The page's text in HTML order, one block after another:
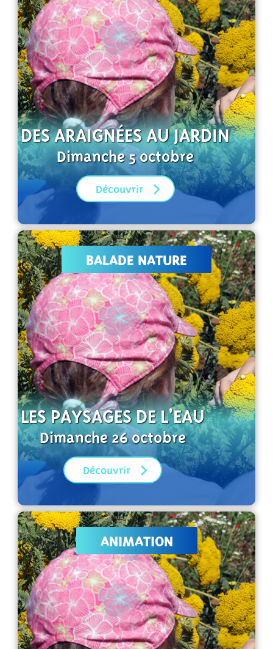
DES ARAIGNÉES AU JARDIN
Dimanche 5 octobre
Découvrir
BALADE NATURE
LES PAYSAGES DE L'EAU
Dimanche 26 octobre
Découvrir
ANIMATION